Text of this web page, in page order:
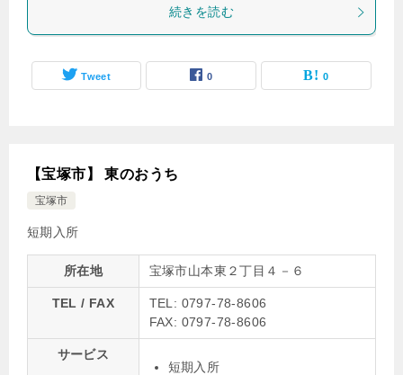
続きを読む
Tweet 0 0
【宝塚市】 東のおうち
宝塚市
短期入所
所在地 宝塚市山本東２丁目４－６
TEL / FAX
TEL: 0797-78-8606
FAX: 0797-78-8606
サービス
短期入所